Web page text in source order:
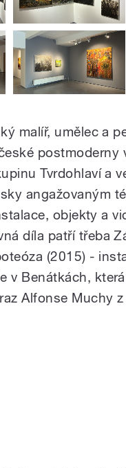
malíř, umělec a
postmoderny
Tvrdohlaví a
angažovaným
objekty a
díla patří třeba
(2015) -
v Benátkách,
Alfonse Muchy